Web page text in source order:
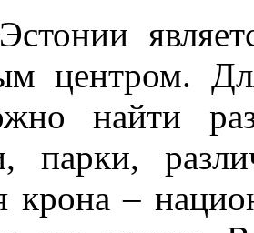
центром.
найти
парки,
крона –